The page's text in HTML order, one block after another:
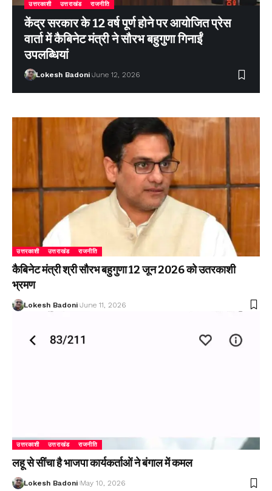
उत्तरकाशी उत्तराखंड राजनीति
केंद्र सरकार के 12 वर्ष पूर्ण होने पर आयोजित प्रेस
वार्ता में कैबिनेट मंत्री ने सौरभ बहुगुणा गिनाईं
उपलब्धियां
Lokesh Badoni June 12, 2026
उत्तरकाशी उत्तराखंड राजनीति
कैबिनेट मंत्री श्री सौरभ बहुगुणा 12 जून 2026 को उतरकाशी
भ्रमण
Lokesh Badoni June 11, 2026
उत्तरकाशी उत्तराखंड राजनीति
लहू से सींचा है भाजपा कार्यकर्ताओं ने बंगाल में कमल
Lokesh Badoni May 10, 2026